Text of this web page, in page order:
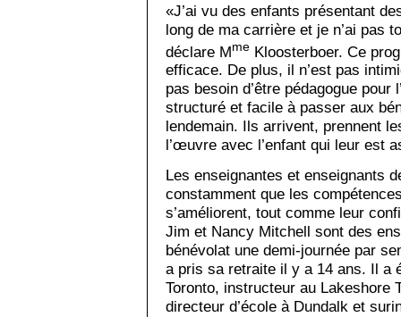
«J’ai vu des enfants présentant
long de ma carrière et je n’ai pas
déclare Mme Kloosterboer. Ce
efficace. De plus, il n’est pas
pas besoin d’être pédagogue pour
structuré et facile à passer aux
lendemain. Ils arrivent, prennent
l’œuvre avec l’enfant qui leur est
Les enseignantes et enseignants
constamment que les
s’améliorent, tout comme leur
Jim et Nancy Mitchell sont des
bénévolat une demi-journée par
a pris sa retraite il y a 14 ans. Il a
Toronto, instructeur au Lakeshore
directeur d’école à Dundalk et